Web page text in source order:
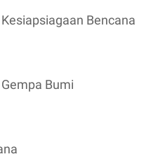
Bencana
Bumi